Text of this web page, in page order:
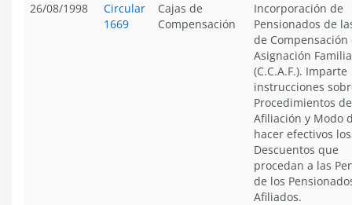
26/08/1998
Circular
1669
Cajas de
Compensación
Incorporación de
Pensionados de
de Compensación
Asignación
(C.C.A.F.). Imparte
instrucciones
Procedimientos de
Afiliación y Modo
hacer efectivos los
Descuentos que
procedan a las
de los
Afiliados.